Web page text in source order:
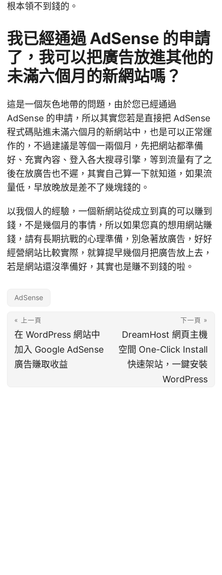
根本領不到錢的。
我已經通過 AdSense 的申請
了，我可以把廣告放進其他的
未滿六個月的新網站嗎？
這是一個灰色地帶的問題，由於您已經通過
AdSense 的申請，所以其實您若是直接把 AdSense
程式碼貼進未滿六個月的新網站中，也是可以正常運
作的，不過建議是等個一兩個月，先把網站都準備
好、充實內容、登入各大搜尋引擎，等到流量有了之
後在放廣告也不遲，其實自己算一下就知道，如果流
量低，早放晚放是差不了幾塊錢的。
以我個人的經驗，一個新網站從成立到真的可以賺到
錢，不是幾個月的事情，所以如果您真的想用網站賺
錢，請有長期抗戰的心理準備，別急著放廣告，好好
經營網站比較實際，就算提早幾個月把廣告放上去，
若是網站還沒準備好，其實也是賺不到錢的啦。
AdSense
« 上一頁
在 WordPress 網站中
加入 Google AdSense
廣告賺取收益
下一頁 »
DreamHost 網頁主機
空間 One-Click Install
快速架站，一鍵安裝
WordPress